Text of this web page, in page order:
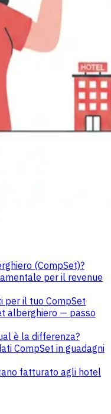
(CompSet)?
per il revenue
per il tuo CompSet
alberghiero — passo
è la differenza?
CompSet in guadagni
fatturato agli hotel